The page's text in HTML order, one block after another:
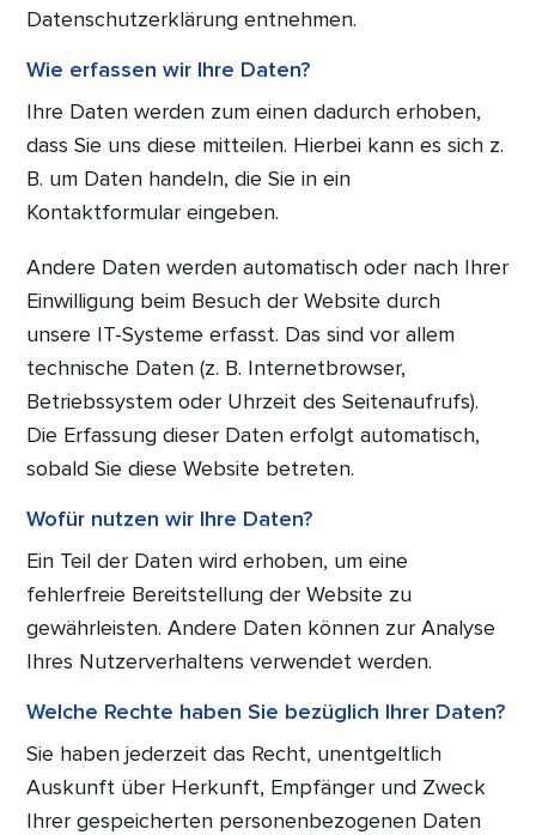
Datenschutzerklärung entnehmen.
Wie erfassen wir Ihre Daten?
Ihre Daten werden zum einen dadurch erhoben,
dass Sie uns diese mitteilen. Hierbei kann es sich z.
B. um Daten handeln, die Sie in ein
Kontaktformular eingeben.
Andere Daten werden automatisch oder nach Ihrer
Einwilligung beim Besuch der Website durch
unsere IT-Systeme erfasst. Das sind vor allem
technische Daten (z. B. Internetbrowser,
Betriebssystem oder Uhrzeit des Seitenaufrufs).
Die Erfassung dieser Daten erfolgt automatisch,
sobald Sie diese Website betreten.
Wofür nutzen wir Ihre Daten?
Ein Teil der Daten wird erhoben, um eine
fehlerfreie Bereitstellung der Website zu
gewährleisten. Andere Daten können zur Analyse
Ihres Nutzerverhaltens verwendet werden.
Welche Rechte haben Sie bezüglich Ihrer Daten?
Sie haben jederzeit das Recht, unentgeltlich
Auskunft über Herkunft, Empfänger und Zweck
Ihrer gespeicherten personenbezogenen Daten